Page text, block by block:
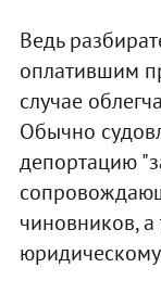
Ведь
оплатившим
случае
Обычно
депортацию
чиновников,